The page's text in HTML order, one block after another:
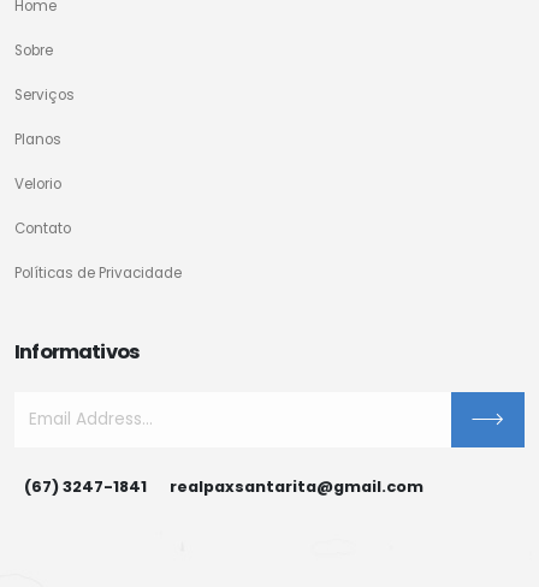
Home
Sobre
Serviços
Planos
Velorio
Contato
Políticas de Privacidade
Informativos
(67) 3247-1841 realpaxsantarita@gmail.com